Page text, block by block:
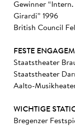
Gewinner
Girardi” 1996
British Council
FESTE
Staatstheater
Staatstheater
Aalto-
WICHTIGE
Bregenzer